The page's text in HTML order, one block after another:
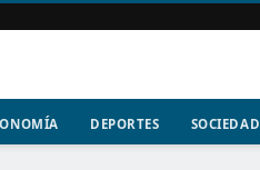
DEPORTES SOCIEDAD